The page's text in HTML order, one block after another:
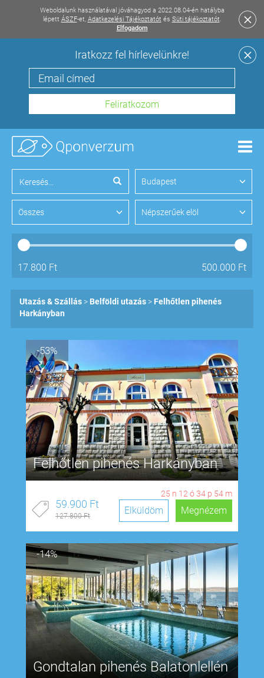
Weboldalunk használatával jóváhagyod a 2022.08.04-én hatályba
lépett ÁSZF-et, Adatkezelési Tájékoztatót és Süti tájékoztatót.
Elfogadom
Iratkozz fel hírlevelünkre!
Budapest
Összes Népszerűek elöl
17.800 Ft 500.000 Ft
Utazás & Szállás Belföldi utazás
Felhőtlen pihenés
Harkányban
-53%
Felhőtlen pihenés Harkányban
25 n 12 ó34 p 53 m
59.900 Ft
127.800 Ft Megnézem
Elküldöm
-14%
Gondtalan pihenés Balatonlellén